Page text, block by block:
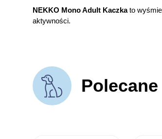
NEKKO Mono Adult Kaczkato
aktywności.